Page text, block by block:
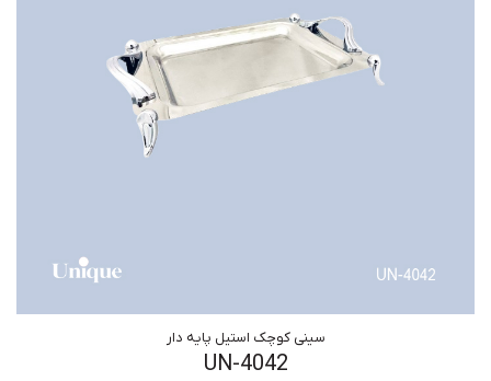
سینی کوچک استیل پایه دار
UN-4042